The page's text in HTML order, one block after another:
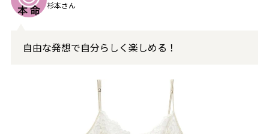
杉本さん
自由な発想で自分らしく楽しめる！